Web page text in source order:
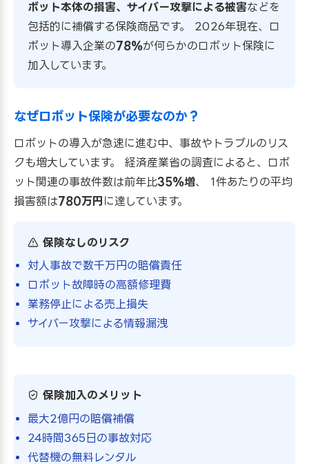
ボット本体の損害、サイバー攻撃による被害などを
包括的に補償する保険商品です。 2026年現在、ロ
ボット導入企業の78%が何らかのロボット保険に
加入しています。
なぜロボット保険が必要なのか？
ロボットの導入が急速に進む中、事故やトラブルのリス
クも増大しています。 経済産業省の調査によると、ロボ
ット関連の事故件数は前年比35%増、 1件あたりの平均
損害額は780万円 に達しています。
保険なしのリスク
対人事故で数千万円の賠償責任
ロボット故障時の高額修理費
業務停止による売上損失
サイバー攻撃による情報漏洩
保険加入のメリット
最大2億円の賠償補償
24時間365日の事故対応
代替機の無料レンタル